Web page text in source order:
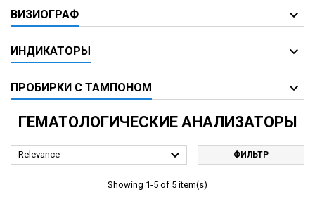
ВИЗИОГРАФ
ИНДИКАТОРЫ
ПРОБИРКИ С ТАМПОНОМ
ГЕМАТОЛОГИЧЕСКИЕ АНАЛИЗАТОРЫ
Relevance  ФИЛЬТР
Showing 1-5 of 5 item(s)